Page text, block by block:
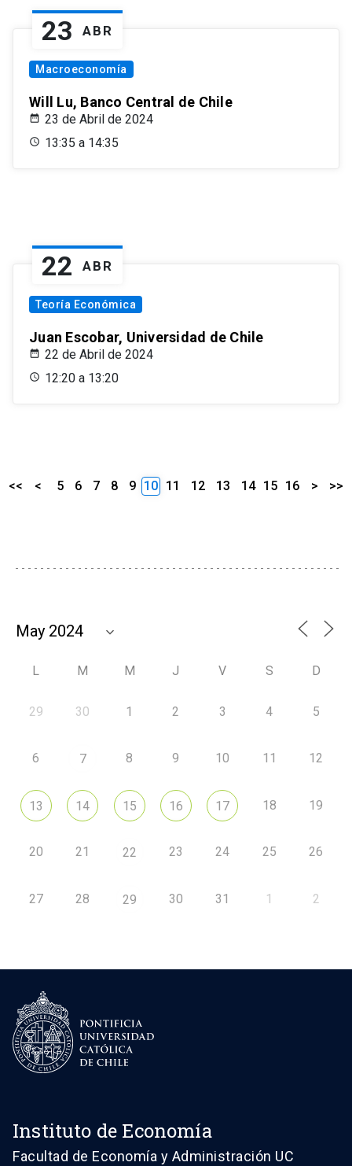
23 ABR
Macroeconomía
Will Lu, Banco Central de Chile
23 de Abril de 2024
13:35 a 14:35
22 ABR
Teoría Económica
Juan Escobar, Universidad de Chile
22 de Abril de 2024
12:20 a 13:20
<< < 5 6 7 8 9 10 11 12 13 14 15 16 > >>
L M M J V S D
29 30 1 2 3 4 5
6 7 8 9 10 11 12
13 14 15 16 17 18 19
20 21 22 23 24 25 26
27 28 29 30 31 1 2
Instituto de Economía
Facultad de Economía y Administración UC